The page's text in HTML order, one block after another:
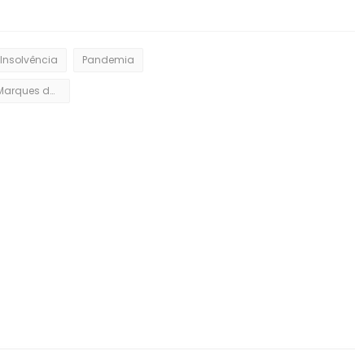
Insolvência Pandemia
Reinaldo Marques da Silva